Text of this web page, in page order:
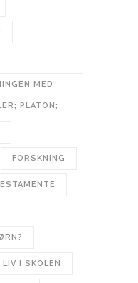
MED
PLATON;
FORSKNING
LIV I SKOLEN